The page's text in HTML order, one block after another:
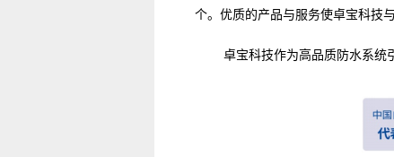
个。优质的产品与服务使卓宝科技
卓宝科技作为高品质防水系统